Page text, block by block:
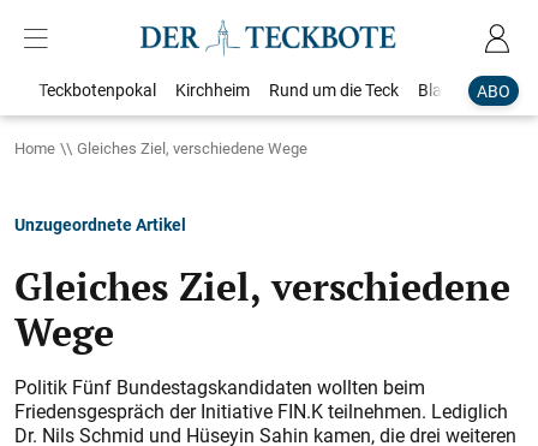
ABO
Teckbotenpokal Kirchheim Rund um die Teck Blaulicht
Home Gleiches Ziel, verschiedene Wege
Unzugeordnete Artikel
Gleiches Ziel, verschiedene
Wege
Politik Fünf Bundestagskandidaten wollten beim
Friedensgespräch der Initiative FIN.K teilnehmen. Lediglich
Dr. Nils Schmid und Hüseyin Sahin kamen, die drei weiteren